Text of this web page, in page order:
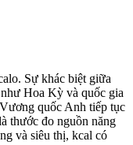
Sự khác biệt giữa
Hoa Kỳ và quốc gia
quốc Anh tiếp tục
thước đo nguồn năng
và siêu thị, kcal có